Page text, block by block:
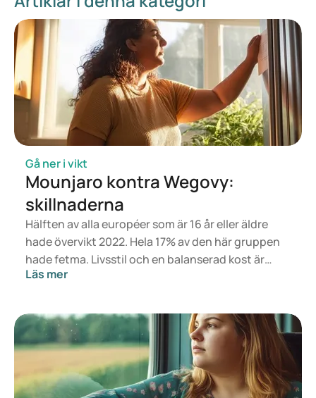
Emtics. (2019, 4 oktober). Den bästa bantningsmedicinen:
effektivitet & medicinskt råd. Emtics.
Gå ner i vikt
Mounjaro kontra Wegovy:
skillnaderna
Hälften av alla européer som är 16 år eller äldre
hade övervikt 2022. Hela 17% av den här gruppen
hade fetma. Livsstil och en balanserad kost är
grunden för en hälsosam vikt, men om det inte
är utvecklat för behandling av typ 2-diabetes,
medan Wegovy är framtaget för viktminskning
och viktkontroll. Mounjaro har dock också positiva
effekter på viktminskning och viktkontroll. I den
här artikeln går vi igenom båda läkemedlen, deras
Läs mer